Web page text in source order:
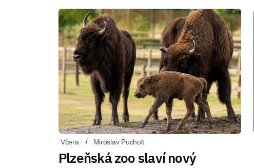
Včera Miroslav Pucholt
Plzeňská zoo slaví nový